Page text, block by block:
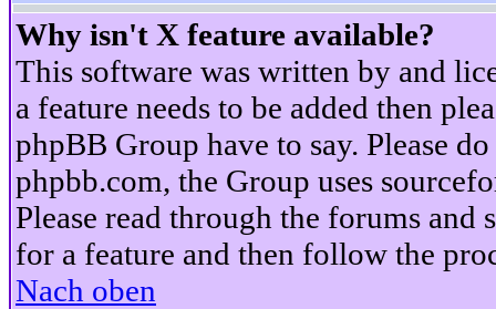
Why isn't X feature available?
This software was written by and
a feature needs to be added then
phpBB Group have to say. Please
phpbb.com, the Group uses
Please read through the forums
for a feature and then follow the
Nach oben